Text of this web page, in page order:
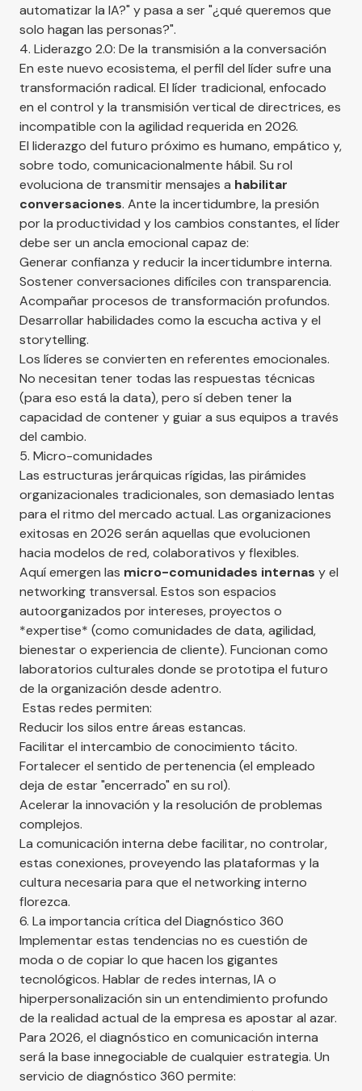
automatizar la IA?" y pasa a ser "¿qué queremos que
solo hagan las personas?".
4. Liderazgo 2.0: De la transmisión a la conversación
En este nuevo ecosistema, el perfil del líder sufre una
transformación radical. El líder tradicional, enfocado
en el control y la transmisión vertical de directrices, es
incompatible con la agilidad requerida en 2026.
El liderazgo del futuro próximo es humano, empático y,
sobre todo, comunicacionalmente hábil. Su rol
evoluciona de transmitir mensajes a habilitar
conversaciones. Ante la incertidumbre, la presión
por la productividad y los cambios constantes, el líder
debe ser un ancla emocional capaz de:
Generar confianza y reducir la incertidumbre interna.
Sostener conversaciones difíciles con transparencia.
Acompañar procesos de transformación profundos.
Desarrollar habilidades como la escucha activa y el
storytelling.
Los líderes se convierten en referentes emocionales.
No necesitan tener todas las respuestas técnicas
(para eso está la data), pero sí deben tener la
capacidad de contener y guiar a sus equipos a través
del cambio.
5. Micro-comunidades
Las estructuras jerárquicas rígidas, las pirámides
organizacionales tradicionales, son demasiado lentas
para el ritmo del mercado actual. Las organizaciones
exitosas en 2026 serán aquellas que evolucionen
hacia modelos de red, colaborativos y flexibles.
Aquí emergen las micro-comunidades internas y el
networking transversal. Estos son espacios
autoorganizados por intereses, proyectos o
*expertise* (como comunidades de data, agilidad,
bienestar o experiencia de cliente). Funcionan como
laboratorios culturales donde se prototipa el futuro
de la organización desde adentro.
Estas redes permiten:
Reducir los silos entre áreas estancas.
Facilitar el intercambio de conocimiento tácito.
Fortalecer el sentido de pertenencia (el empleado
deja de estar "encerrado" en su rol).
Acelerar la innovación y la resolución de problemas
complejos.
La comunicación interna debe facilitar, no controlar,
estas conexiones, proveyendo las plataformas y la
cultura necesaria para que el networking interno
florezca.
6. La importancia crítica del Diagnóstico 360
Implementar estas tendencias no es cuestión de
moda o de copiar lo que hacen los gigantes
tecnológicos. Hablar de redes internas, IA o
hiperpersonalización sin un entendimiento profundo
de la realidad actual de la empresa es apostar al azar.
Para 2026, el diagnóstico en comunicación interna
será la base innegociable de cualquier estrategia. Un
servicio de diagnóstico 360 permite: